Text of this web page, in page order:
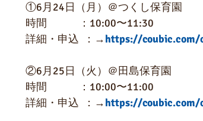
①6月24日（月）＠つくし保育園
時間　　　：10:00〜11:30
詳細・申込  ：→https://coubic.com/
②6月25日（火）＠田島保育園
時間　　　：10:00〜11:00
詳細・申込  ：→https://coubic.com/